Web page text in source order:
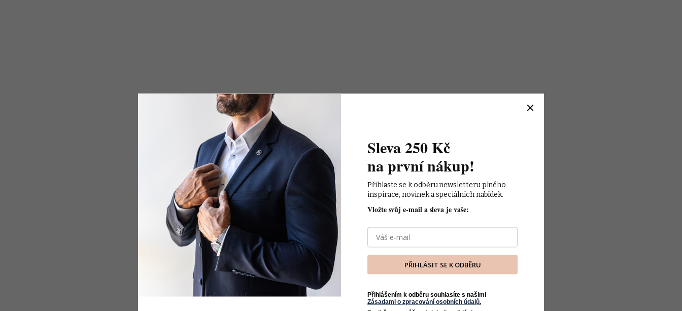
Sleva 250 Kč
na první nákup!
Přihlaste se k odběru newsletteru plného
inspirace, novinek a speciálních nabídek.
Vložte svůj e-mail a sleva je vaše:
PŘIHLÁSIT SE K ODBĚRU
Přihlášením k odběru souhlasíte s našimi
Zásadami o zpracování osobních údajů.